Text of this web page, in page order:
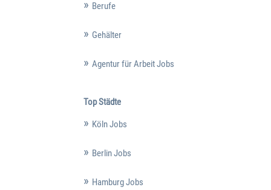
Berufe
Gehälter
Agentur für Arbeit Jobs
Top Städte
Köln Jobs
Berlin Jobs
Hamburg Jobs